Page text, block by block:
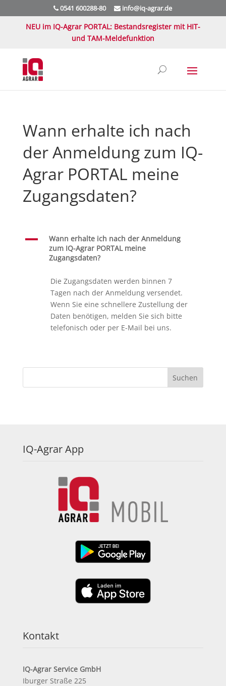
0541 600288-80 info@iq-agrar.de
NEU im IQ-Agrar PORTAL: Bestandsregister mit HIT-
und TAM-Meldefunktion
Wann erhalte ich nach
der Anmeldung zum IQ-
Agrar PORTAL meine
Zugangsdaten?
A
Wann erhalte ich nach der Anmeldung
zum IQ-Agrar PORTAL meine
Zugangsdaten?
Die Zugangsdaten werden binnen 7
Tagen nach der Anmeldung versendet.
Wenn Sie eine schnellere Zustellung der
Daten benötigen, melden Sie sich bitte
telefonisch oder per E-Mail bei uns.
IQ-Agrar App
Kontakt
IQ-Agrar Service GmbH
Iburger Straße 225